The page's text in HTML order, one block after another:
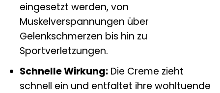
eingesetzt werden, von
Muskelverspannungen über
Gelenkschmerzen bis hin zu
Sportverletzungen.
Schnelle Wirkung:Die Creme zieht
schnell ein und entfaltet ihre wohltuende